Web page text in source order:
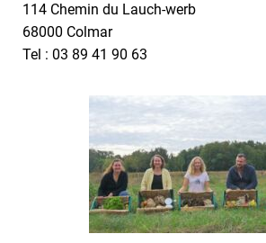
114 Chemin du Lauch-werb
68000 Colmar
Tel : 03 89 41 90 63